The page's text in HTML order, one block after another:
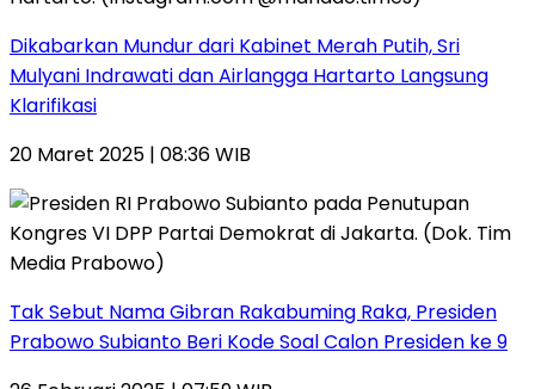
Dikabarkan Mundur dari Kabinet Merah Putih, Sri
Mulyani Indrawati dan Airlangga Hartarto Langsung
Klarifikasi
20 Maret 2025 | 08:36 WIB
Tak Sebut Nama Gibran Rakabuming Raka, Presiden
Prabowo Subianto Beri Kode Soal Calon Presiden ke 9